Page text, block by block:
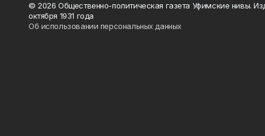
© 2026 Общественно-политическая газета Уфимские нивы.
октября 1931 года
Об использовании персональных данных